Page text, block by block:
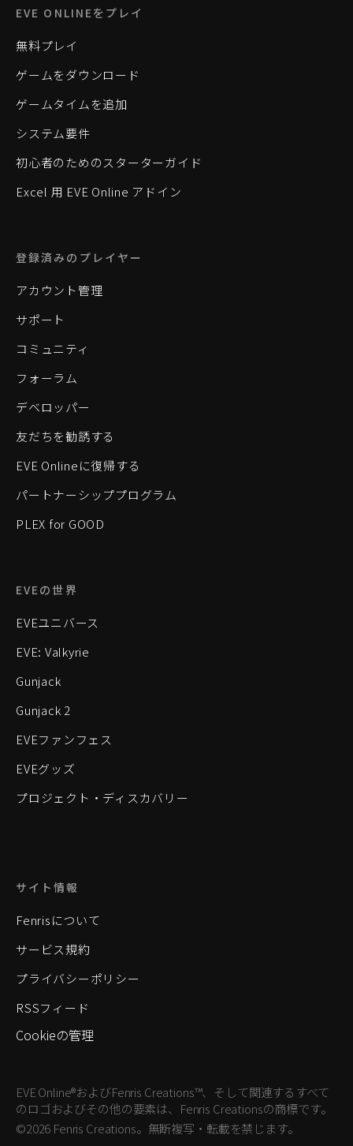
EVE ONLINEをプレイ
無料プレイ
ゲームをダウンロード
ゲームタイムを追加
システム要件
初心者のためのスターターガイド
Excel 用 EVE Online アドイン
登録済みのプレイヤー
アカウント管理
サポート
コミュニティ
フォーラム
デベロッパー
友だちを勧誘する
EVE Onlineに復帰する
パートナーシッププログラム
PLEX for GOOD
EVEの世界
EVEユニバース
EVE: Valkyrie
Gunjack
Gunjack 2
EVEファンフェス
EVEグッズ
プロジェクト・ディスカバリー
サイト情報
Fenrisについて
サービス規約
プライバシーポリシー
RSSフィード
Cookieの管理
EVE Online®およびFenris Creations™、そして関連するすべて
のロゴおよびその他の要素は、Fenris Creationsの商標です。
©2026 Fenris Creations。無断複写・転載を禁じます。